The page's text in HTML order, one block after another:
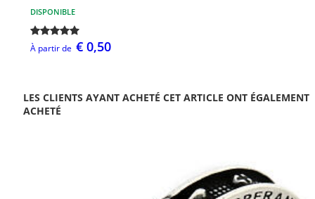
DISPONIBLE
À partir de € 0,50
LES CLIENTS AYANT ACHETÉ CET ARTICLE ONT ÉGALEMENT
ACHETÉ